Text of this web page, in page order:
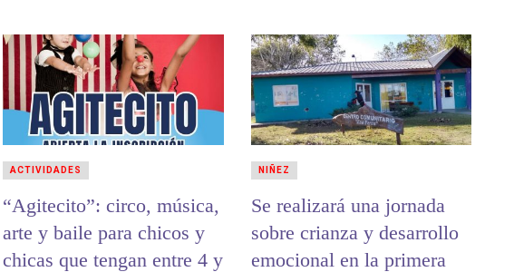
“Agitecito”: circo, música,
arte y baile para chicos y
chicas que tengan entre 4 y
ACTIVIDADES
Se realizará una jornada
sobre crianza y desarrollo
emocional en la primera
NIÑEZ